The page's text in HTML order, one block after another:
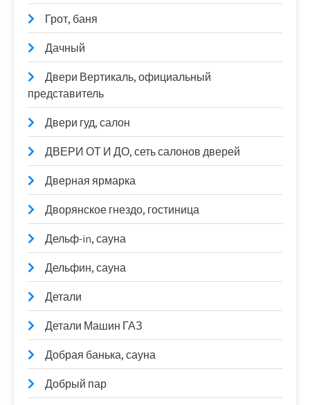
Грот, баня
Дачный
Двери Вертикаль, официальный
представитель
Двери гуд, салон
ДВЕРИ ОТ И ДО, сеть салонов дверей
Дверная ярмарка
Дворянское гнездо, гостиница
Дельф-in, сауна
Дельфин, сауна
Детали
Детали Машин ГАЗ
Добрая банька, сауна
Добрый пар